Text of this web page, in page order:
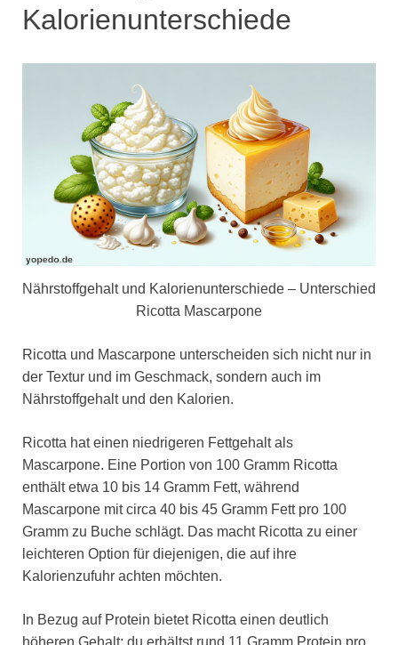
Kalorienunterschiede
Nährstoffgehalt und Kalorienunterschiede – Unterschied
Ricotta Mascarpone
Ricotta und Mascarpone unterscheiden sich nicht nur in
der Textur und im Geschmack, sondern auch im
Nährstoffgehalt und den Kalorien.
Ricotta hat einen niedrigeren Fettgehalt als
Mascarpone. Eine Portion von 100 Gramm Ricotta
enthält etwa 10 bis 14 Gramm Fett, während
Mascarpone mit circa 40 bis 45 Gramm Fett pro 100
Gramm zu Buche schlägt. Das macht Ricotta zu einer
leichteren Option für diejenigen, die auf ihre
Kalorienzufuhr achten möchten.
In Bezug auf Protein bietet Ricotta einen deutlich
höheren Gehalt: du erhältst rund 11 Gramm Protein pro